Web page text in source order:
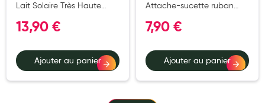
Les promotions
Lait Solaire Très Haute
13,90 €
Ajouter au panier
Attache-sucette ruban
7,90 €
Ajouter au panier